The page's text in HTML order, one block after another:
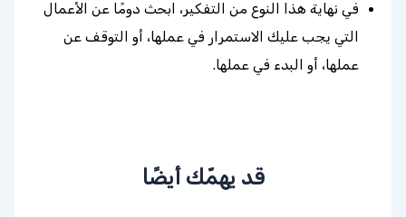
في نهاية هذا النوع من التفكير، ابحث دومًا عن الأعمال
التي يجب عليك الاستمرار في عملها، أو التوقف عن
عملها، أو البدء في عملها.
قد يهمّك أيضًا